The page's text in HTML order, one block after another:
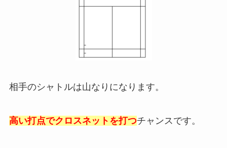
相手のシャトルは山なりになります。
高い打点でクロスネットを打つチャンスです。